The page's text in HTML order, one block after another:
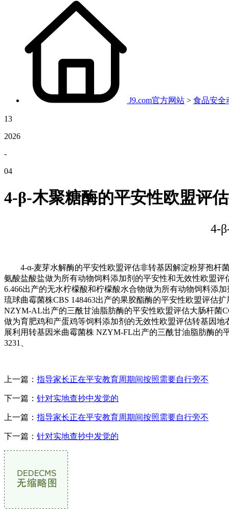
J9.com官方网站 > 食品安全
13
2026
-
04
4-β-木聚糖酶的平安性欧盟评
4-
4-α-麦芽水解酶的平安性欧盟评估非转基因解淀粉芽孢杆菌
氨酸盐酸盐做为所有动物饲料添加剂的平安性和无效性欧盟
6.466出产的无水柠檬酸和柠檬酸水合物做为所有动物饲料添
琉球曲霉菌株CBS 148463出产的果胶酯酶的平安性欧盟评估
NZYM-AL出产的三酰甘油脂肪酶的平安性欧盟评估大肠杆菌
做为育肥鸡和产蛋鸡等饲料添加剂的无效性欧盟评估转基因
展利用转基因米曲霉菌株 NZYM-FL出产的三酰甘油脂肪酶
3231、
上一篇： 指导家长正在平安教育周期间按照需要自行旁不
下一篇： 针对实地查抄中发觉的
上一篇： 指导家长正在平安教育周期间按照需要自行旁不
下一篇： 针对实地查抄中发觉的